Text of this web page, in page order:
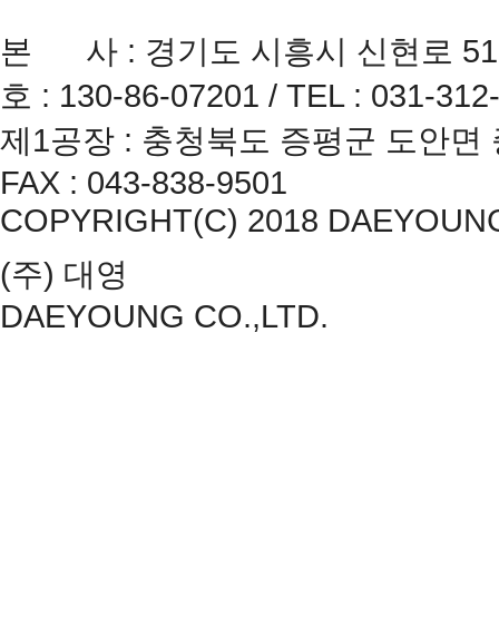
본 사 : 경기도 시흥시 신현로
호 : 130-86-07201 / TEL : 031-
제1공장 : 충청북도 증평군 도안
FAX : 043-838-9501
COPYRIGHT(C) 2018
(주) 대영
DAEYOUNG CO.,LTD.